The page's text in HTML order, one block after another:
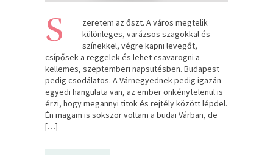
S
zeretem az őszt. A város megtelik
különleges, varázsos szagokkal és
színekkel, végre kapni levegőt,
csípősek a reggelek és lehet csavarogni a
kellemes, szeptemberi napsütésben. Budapest
pedig csodálatos. A Várnegyednek pedig igazán
egyedi hangulata van, az ember önkénytelenül is
érzi, hogy megannyi titok és rejtély között lépdel.
Én magam is sokszor voltam a budai Várban, de
[…]